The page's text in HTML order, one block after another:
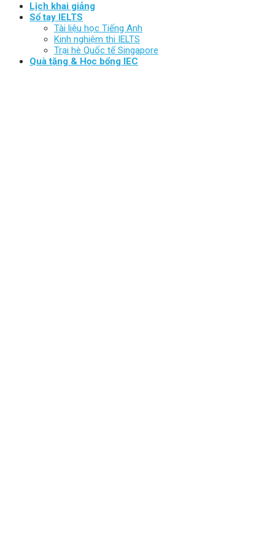
Lịch khai giảng
Sổ tay IELTS
Tài liệu học Tiếng Anh
Kinh nghiệm thi IELTS
Trại hè Quốc tế Singapore
Quà tặng & Học bổng IEC